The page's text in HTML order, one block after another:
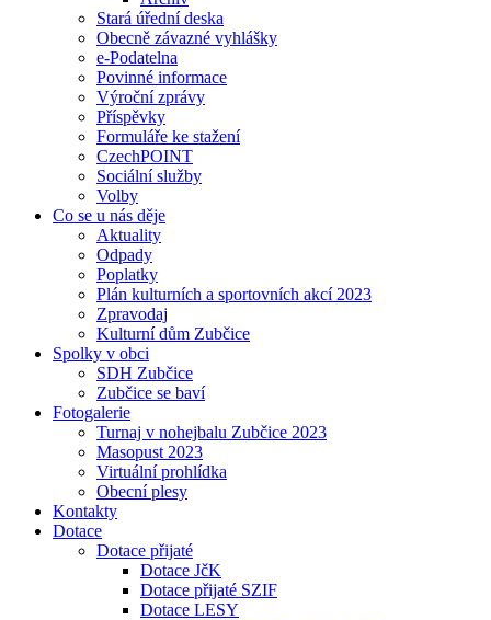
Stará úřední deska
Obecně závazné vyhlášky
e-Podatelna
Povinné informace
Výroční zprávy
Příspěvky
Formuláře ke stažení
CzechPOINT
Sociální služby
Volby
Co se u nás děje
Aktuality
Odpady
Poplatky
Plán kulturních a sportovních akcí 2023
Zpravodaj
Kulturní dům Zubčice
Spolky v obci
SDH Zubčice
Zubčice se baví
Fotogalerie
Turnaj v nohejbalu Zubčice 2023
Masopust 2023
Virtuální prohlídka
Obecní plesy
Kontakty
Dotace
Dotace přijaté
Dotace JčK
Dotace přijaté SZIF
Dotace LESY